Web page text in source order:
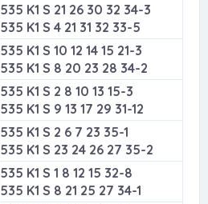
535 K1 S 21 26 30 32 34-3
535 K1 S 4 21 31 32 33-5
535 K1 S 10 12 14 15 21-3
535 K1 S 8 20 23 28 34-2
535 K1 S 2 8 10 13 15-3
535 K1 S 9 13 17 29 31-12
535 K1 S 2 6 7 23 35-1
535 K1 S 23 24 26 27 35-2
535 K1 S 1 8 12 15 32-8
535 K1 S 8 21 25 27 34-1